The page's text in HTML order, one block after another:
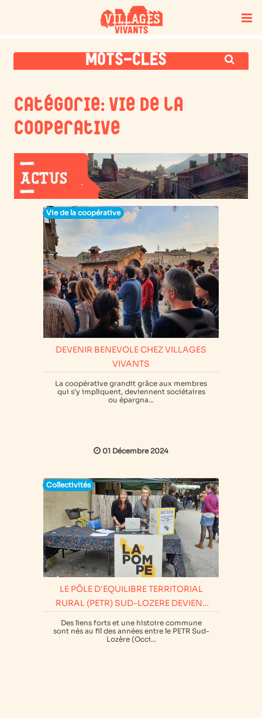
MOTS-CLÉS
Catégorie: Vie de la
cooperative
Vie de la coopérative
DEVENIR BENEVOLE CHEZ VILLAGES
VIVANTS
La coopérative grandit grâce aux membres
qui s’y impliquent, deviennent sociétaires
ou épargna...
01 Décembre 2024
Collectivités
LE PÔLE D'EQUILIBRE TERRITORIAL
RURAL (PETR) SUD-LOZERE DEVIENT
Des liens forts et une histoire commune
sont nés au fil des années entre le PETR Sud-
Lozère (Occi...